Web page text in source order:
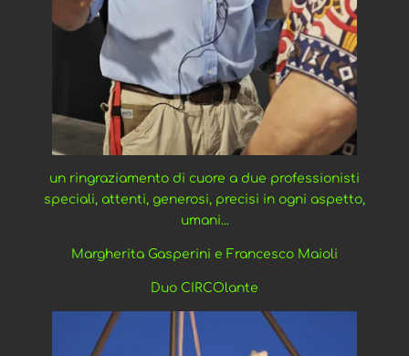
un ringraziamento di cuore a due professionisti
speciali, attenti, generosi, precisi in ogni aspetto,
umani...
Margherita Gasperini e Francesco Maioli
Duo CIRCOlante